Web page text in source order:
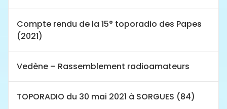
Compte rendu de la 15° toporadio des Papes
(2021)
Vedène – Rassemblement radioamateurs
TOPORADIO du 30 mai 2021 à SORGUES (84)